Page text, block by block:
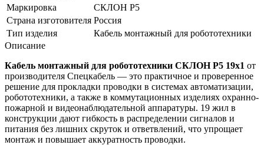
Маркировка
СКЛОН Р5
Страна изготовителя Россия
Тип изделия
Кабель монтажный для робототехники
Описание
Кабель монтажный для робототехники СКЛОН Р5 19х1 от
производителя Спецкабель — это практичное и проверенное
решение для прокладки проводки в системах автоматизации,
робототехники, а также в коммутационных изделиях охранно-
пожарной и видеонаблюдательной аппаратуры. 19 жил в
конструкции дают гибкость в распределении сигналов и
питания без лишних скруток и ответвлений, что упрощает
монтаж и повышает аккуратность проводки.